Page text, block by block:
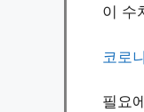
이 수
코로
필요